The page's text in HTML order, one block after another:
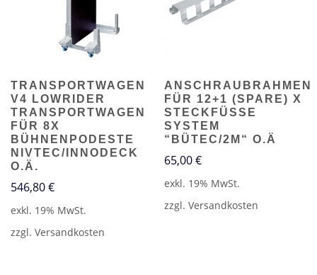
TRANSPORTWAGEN
V4 LOWRIDER
TRANSPORTWAGEN
FÜR 8X
BÜHNENPODESTE
NIVTEC/INNODECK
O.Ä.
546,80€
exkl. 19% MwSt.
zzgl. Versandkosten
ANSCHRAUBRAHMEN
FÜR 12+1 (SPARE) X
STECKFÜSSE S
YSTEM “
BÜTEC/2M“ O.Ä
65,00€
exkl. 19% MwSt.
zzgl.Versandkosten